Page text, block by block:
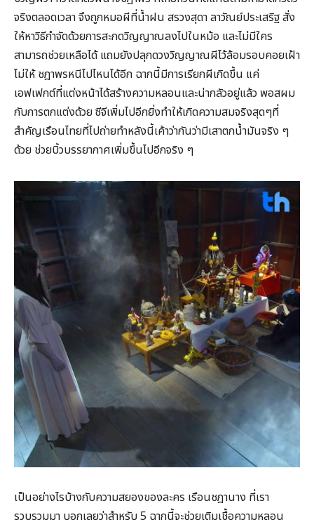
จริงตลอดเวลา จึงถูกหมอผีที่น้ำฝน สรวงสุดา ลาวัณย์ประเสริฐ สั่ง
ให้หาวิธีกำจัดด้วยการสะกดวิญญาณลงไปในหม้อ และไม่มีใคร
สามารถช่วยเหลือได้ แถมยังปลุกดวงวิญญาณผีไว้ล้อมรอบคอยเฝ้า
ไม่ให้ ชฎาพรหนีไปไหนได้อีก ฉากนี้มีการเรียกผีเกิดขึ้น แค่
เอฟเฟกต์ที่แต่งหน้าได้สร้างความหลอนและน่ากลัวอยู่แล้ว พอสผม
กับการตกแต่งด้วย ซีจีเพิ่มไปอีกยิ่งทำให้เกิดความสมจริงสุดๆที่
สำคัญเรือนไทยที่ไปถ่ายทำหลังนี้เค้าว่ากันว่ามีเสาตกน้ำมันจริง ๆ
ด้วย ช่วยบิ้วบรรยากาศเพิ่มขึ้นไปอีกจริง ๆ
เป็นอย่างไรบ้างกับความสยองของละคร เรือนชฎานาง ที่เรา
รวบรวมมา บอกเลยว่าสำหรับ 5 ฉากนี้จะช่วยเติมเชื้อความหลอน